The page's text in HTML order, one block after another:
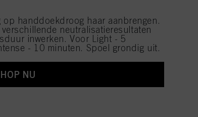
handdoekdroog haar aanbrengen.
neutralisatieresultaten
inwerken. Voor Light - 5
- 10 minuten. Spoel grondig uit.
NU